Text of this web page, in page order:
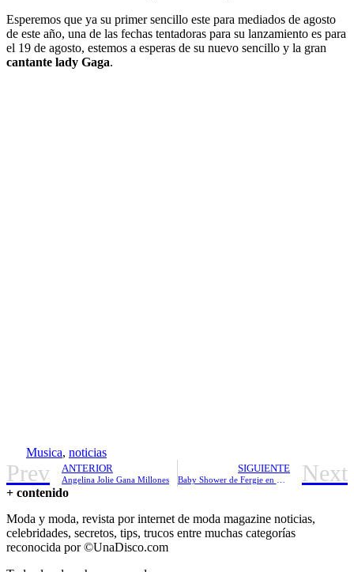
Esperemos que ya su primer sencillo este para mediados de agosto
de este año, una de las fechas tentadoras para su lanzamiento es para
el 19 de agosto, estemos a esperas de su nuevo sencillo y la gran
cantante lady Gaga.
Musica, noticias
Prev ANTERIOR
Angelina Jolie Gana Millones
SIGUIENTE Next
+ contenido
Moda y moda, revista por internet de moda magazine noticias,
celebridades, secretos, tips, trucos entre muchas categorías
reconocida por ©UnaDisco.com